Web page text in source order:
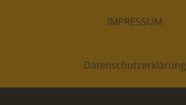
IMPRESSUM
Datenschutzerklärung